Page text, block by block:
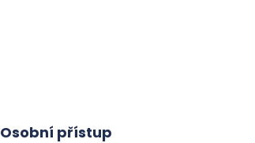
Osobní přístup